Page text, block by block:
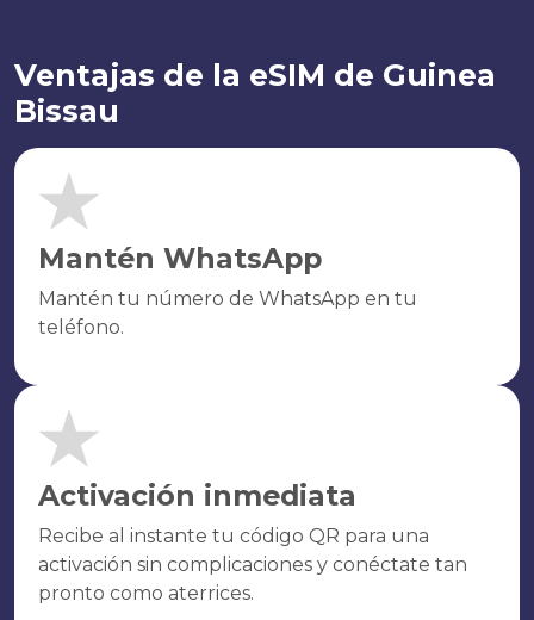
Ventajas de la eSIM de Guinea
Bissau
Mantén WhatsApp
Mantén tu número de WhatsApp en tu
teléfono.
Activación inmediata
Recibe al instante tu código QR para una
activación sin complicaciones y conéctate tan
pronto como aterrices.